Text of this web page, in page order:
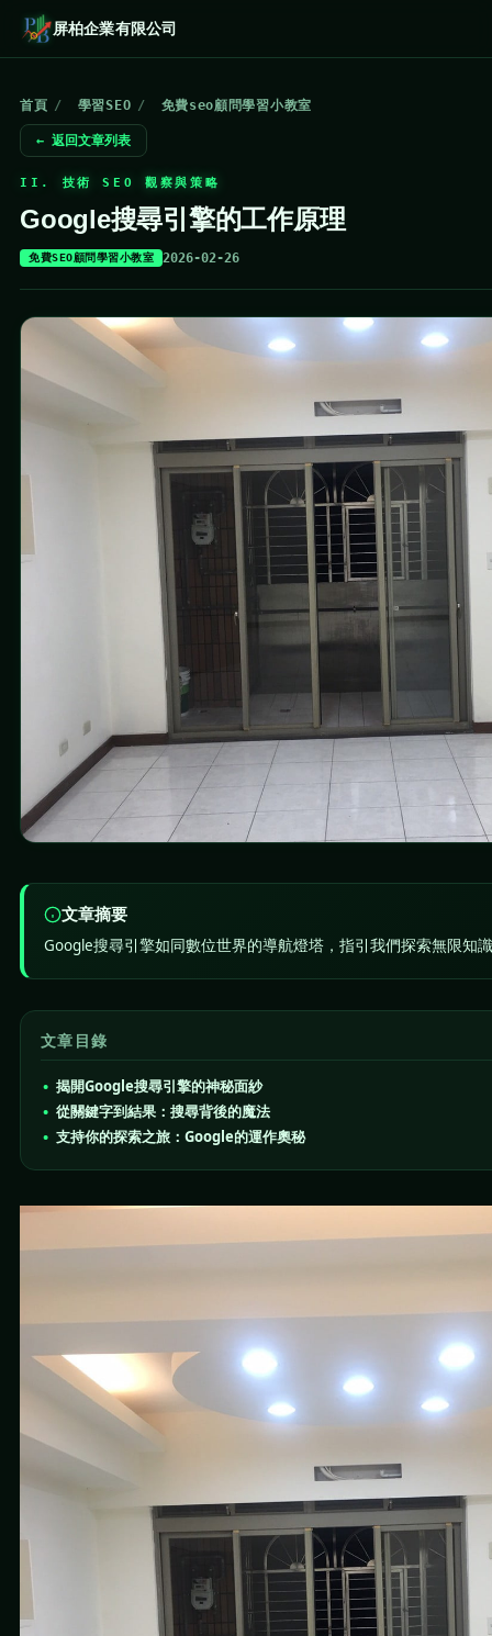
屏柏企業有限公司
首頁 / 學習SEO / 免費seo顧問學習小教室
← 返回文章列表
II. 技術 SEO 觀察與策略
Google搜尋引擎的工作原理
免費SEO顧問學習小教室 2026-02-26
文章摘要
Google搜尋引擎如同數位世界的導航燈塔，指引我們探索無限知
文章目錄
揭開Google搜尋引擎的神秘面紗
從關鍵字到結果：搜尋背後的魔法
支持你的探索之旅：Google的運作奧秘